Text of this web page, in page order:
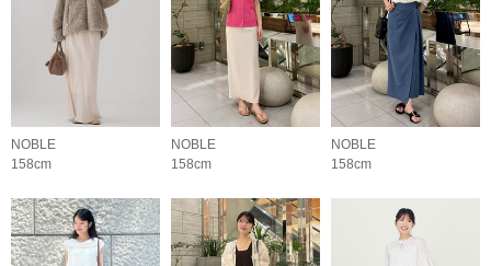
NOBLE
158cm
NOBLE
158cm
NOBLE
158cm